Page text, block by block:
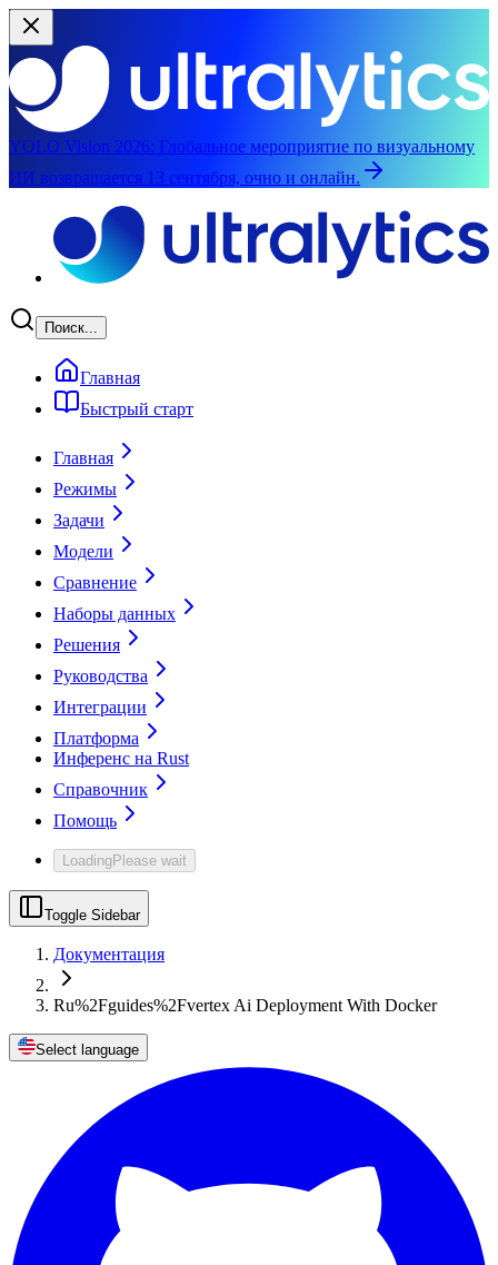
YOLO Vision 2026: Глобальное мероприятие по визуальному
ИИ возвращается 13 сентября, очно и онлайн.
Поиск...
Главная
Быстрый старт
Главная
Режимы
Задачи
Модели
Сравнение
Наборы данных
Решения
Руководства
Интеграции
Платформа
Инференс на Rust
Справочник
Помощь
LoadingPlease wait
Toggle Sidebar
Документация
Ru%2Fguides%2Fvertex Ai Deployment With Docker
Select language